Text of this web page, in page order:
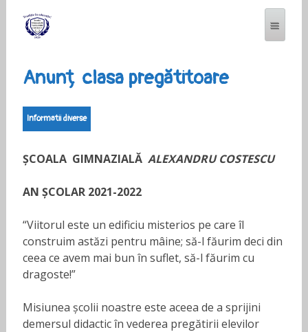
Anunț clasa pregătitoare
Informatii diverse
ȘCOALA GIMNAZIALĂ ALEXANDRU COSTESCU
AN ȘCOLAR 2021-2022
“Viitorul este un edificiu misterios pe care îl
construim astăzi pentru mâine; să-l făurim deci din
ceea ce avem mai bun în suflet, să-l făurim cu
dragoste!”
Misiunea școlii noastre este aceea de a sprijini
demersul didactic în vederea pregătirii elevilor